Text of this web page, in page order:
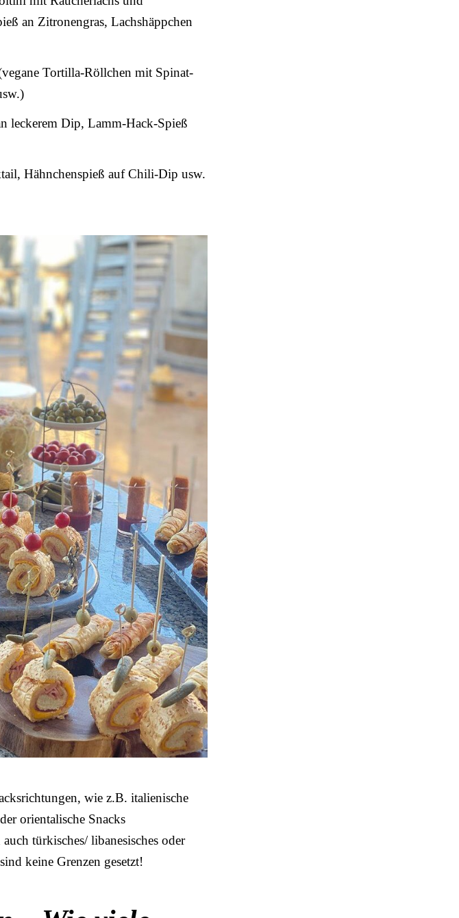
an Zitronengras, Lachshäppchen
Tortilla-Röllchen mit Spinat-
leckerem Dip, Lamm-Hack-Spieß
Hähnchenspieß auf Chili-Dip usw.
wie z.B. italienische
orientalische Snacks
türkisches/ libanesisches oder
keine Grenzen gesetzt!